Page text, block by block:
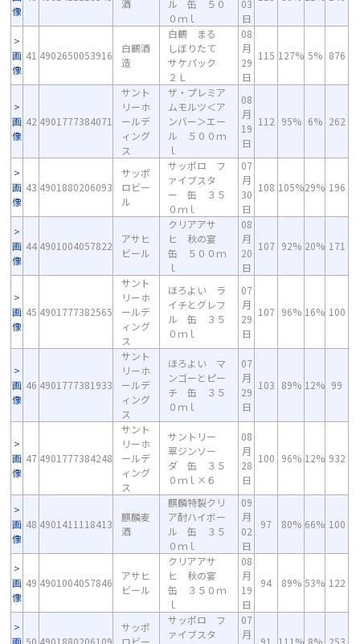
像
酒
ル 缶 ５０
０ｍｌ
03
日
画
像
41 4902650053916
白鶴酒
造
白鶴 まる
しぼりたて
サケパック
２Ｌ
08
月
29
日
115 127% 5% 876
画
像
42 4901777384071
サント
リーホ
ールデ
ィング
ス
ザ・プレミア
ムモルツ＜ア
ンバー＞エー
ル ５００ｍ
ｌ
08
月
19
日
112 95% 6% 262
画
像
43 4901880206093
サッポ
ロビー
ル
サッポロ フ
ァイブスタ
ー 缶 ３５
０ｍｌ
07
月
30
日
108 105%29% 196
画
像
44 4901004057822
アサヒ
ビール
クリアアサ
ヒ 秋の宴
缶 ５００ｍ
ｌ
08
月
20
日
107 92% 20% 171
画
像
45 4901777382565
サント
リーホ
ールデ
ィング
ス
ほろよい ラ
イチとグレフ
ル 缶 ３５
０ｍｌ
07
月
29
日
107 96% 16% 100
画
像
46 4901777381933
サント
リーホ
ールデ
ィング
ス
ほろよい マ
ンゴーとピー
チ 缶 ３５
０ｍｌ
07
月
29
日
103 89% 12% 99
画
像
47 4901777384248
サント
リーホ
ールデ
ィング
ス
サントリー
翠ジンソー
ダ 缶 ３５
０ｍｌ×６
08
月
28
日
100 96% 12% 932
画
像
48 4901411118413
麒麟麦
酒
麒麟特製クリ
ア酎ハイボー
ル 缶 ３５
０ｍｌ
09
月
02
日
97 80% 66% 100
画
像
49 4901004057846
アサヒ
ビール
クリアアサ
ヒ 秋の宴
缶 ３５０ｍ
ｌ
08
月
19
日
94 89% 53% 122
画 50 4901880206109
サッポ
ロビー
サッポロ フ
ァイブスタ
07
月
91 111% 8% 253